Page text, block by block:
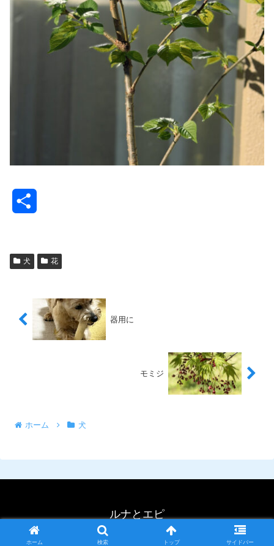
犬 花
器用に
モミジ
ホーム 犬
ルナとエピ
© 2023 ルナとエピ.
ホーム 検索 トップ サイドバー